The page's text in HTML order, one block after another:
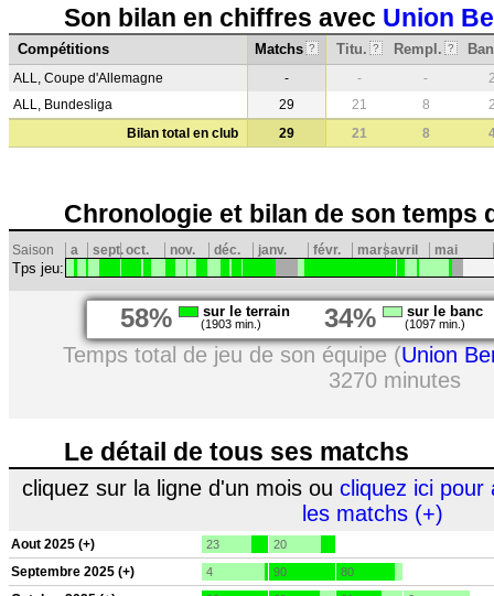
Son bilan en chiffres avec Union
Compétitions Matchs ? Titu. ? Rempl. ?
ALL, Coupe d'Allemagne - - -
ALL, Bundesliga
29 21 8
Bilan total en club
29 21 8
Chronologie et bilan de son temps
Saison a sept.oct. nov. déc. janv. févr. marsavril mai
Tps jeu:
58% sur le terrain
(1903 min.) 34% sur le banc
(1097 min.)
Temps total de jeu de son équipe (Union
3270 minutes
Le détail de tous ses matchs
cliquez sur la ligne d'un mois ou cliquez ici pour
les matchs (+)
Aout 2025 (+) 23 20
Septembre 2025 (+) 4 90 80